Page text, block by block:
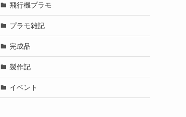
飛行機プラモ
プラモ雑記
完成品
製作記
イベント